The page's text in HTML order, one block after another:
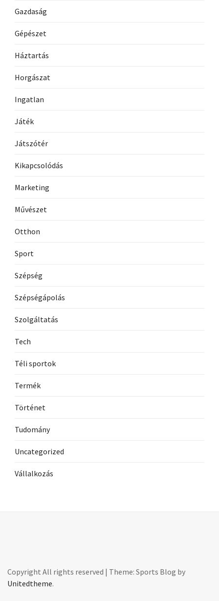
Gazdaság
Gépészet
Háztartás
Horgászat
Ingatlan
Játék
Játszótér
Kikapcsolódás
Marketing
Művészet
Otthon
Sport
Szépség
Szépségápolás
Szolgáltatás
Tech
Téli sportok
Termék
Történet
Tudomány
Uncategorized
Vállalkozás
Copyright All rights reserved | Theme: Sports Blog by
Unitedtheme.